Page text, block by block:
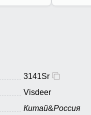
3141Sr
Visdeer
Китай&Россия